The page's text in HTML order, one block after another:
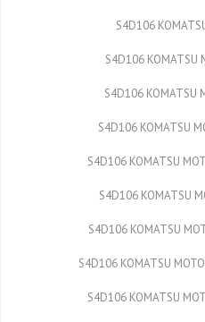
S4D106
S4D106 KOMATSU
S4D106 KOMATSU
S4D106 KOMATSU
S4D106 KOMATSU
S4D106 KOMATSU
S4D106 KOMATSU
S4D106 KOMATSU
S4D106 KOMATSU